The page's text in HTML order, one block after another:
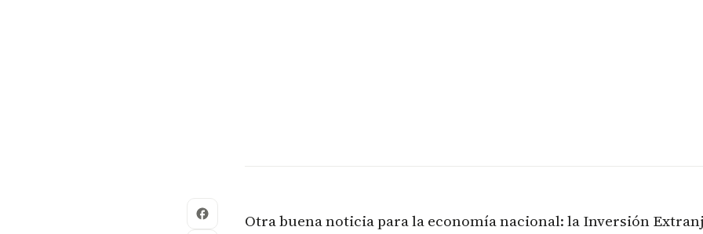
Otra buena noticia para la economía nacional: la Inversión